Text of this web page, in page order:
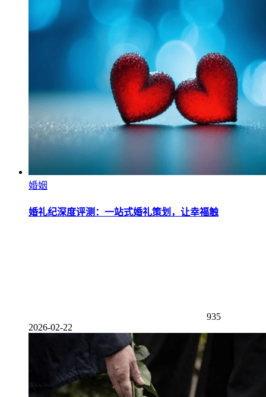
婚姻
婚礼纪深度评测：一站式婚礼策划，让幸福触
935
2026-02-22